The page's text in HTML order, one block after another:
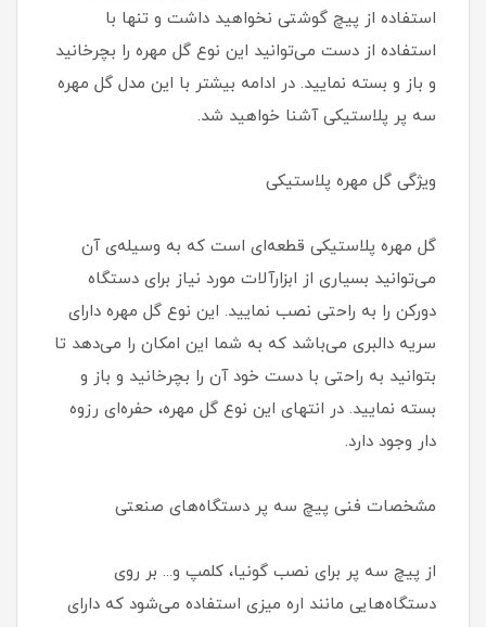
استفاده از پیچ گوشتی نخواهید داشت و تنها با
استفاده از دست می‌توانید این نوع گل مهره را بچرخانید
و باز و بسته نمایید. در ادامه بیشتر با این مدل گل مهره
سه پر پلاستیکی آشنا خواهید شد.
ویژگی گل مهره پلاستیکی
گل مهره پلاستیکی قطعه‌ای است که به وسیله‌ی آن
می‌توانید بسیاری از ابزارآلات مورد نیاز برای دستگاه
دورکن را به راحتی نصب نمایید. این نوع گل مهره دارای
سریه دالبری می‌باشد که به شما این امکان را می‌دهد تا
بتوانید به راحتی با دست خود آن را بچرخانید و باز و
بسته نمایید. در انتهای این نوع گل مهره، حفره‌ای رزوه
دار وجود دارد.
مشخصات فنی پیچ سه پر دستگاه‌های صنعتی
از پیچ سه پر برای نصب گونیا، کلمپ و... بر روی
دستگاه‌هایی مانند اره میزی استفاده می‌شود که دارای